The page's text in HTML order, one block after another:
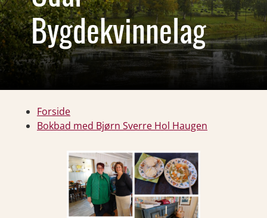
Bygdekvinnelag
Forside
Bokbad med Bjørn Sverre Hol Haugen